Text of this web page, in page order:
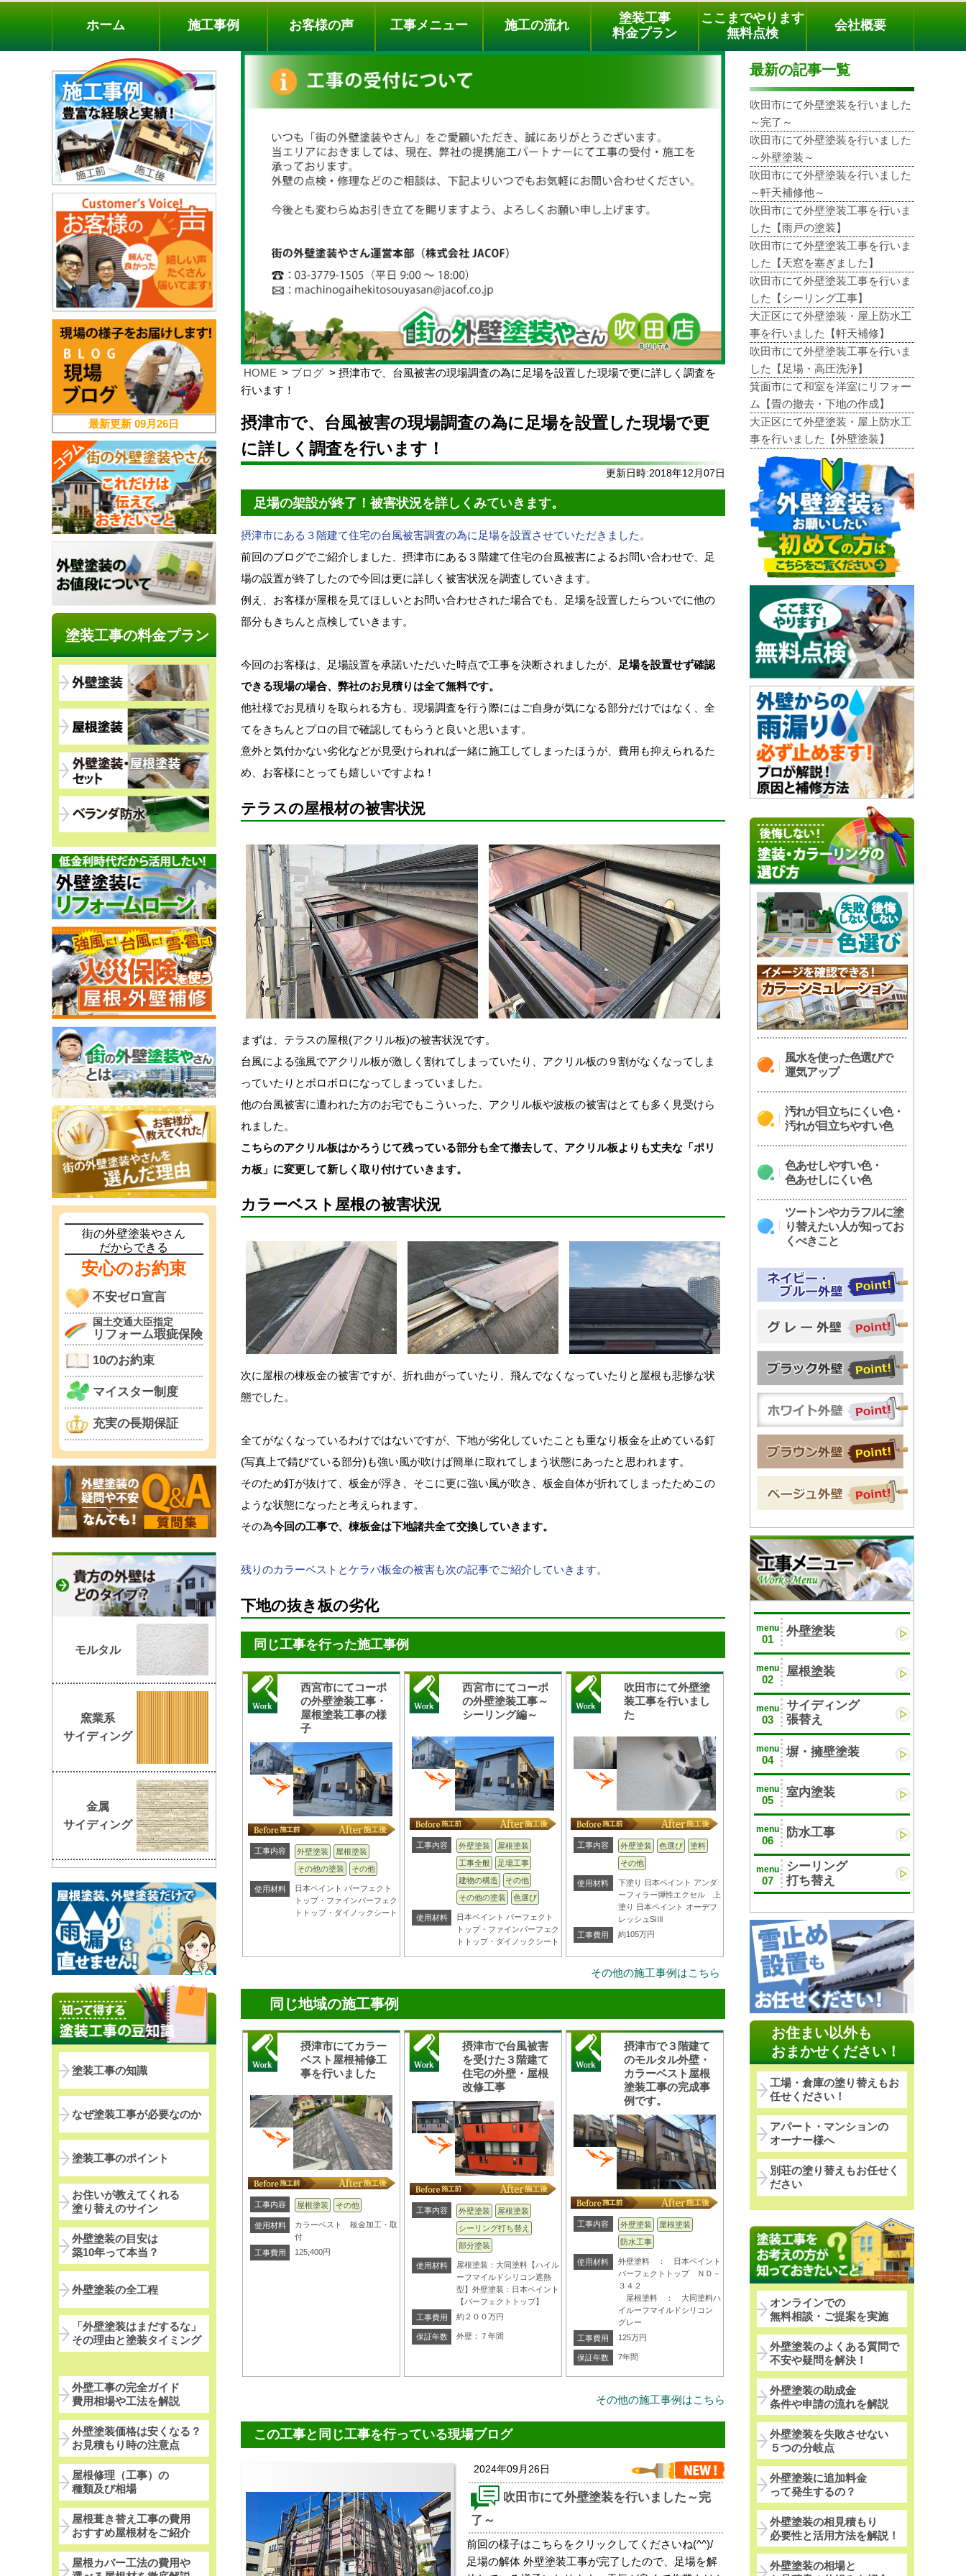
料金プラン 無料点検
電話でのご相談
[9時～18時まで受付中]
phone
ホーム 施工事例 お客様の声 工事メニュー 施工の流れ
塗装工事
料金プラン
ここまでやります
無料点検
会社概要
HOME ブログ
摂津市で、台風被害の現場調査の為に足場を設置した現場で更に詳しく調査を
行います！
摂津市で、台風被害の現場調査の為に足場を設置した現場で更
に詳しく調査を行います！
更新日時:2018年12月07日
足場の架設が終了！被害状況を詳しくみていきます。
摂津市にある３階建て住宅の台風被害調査の為に足場を設置させていただきました。
前回のブログでご紹介しました、摂津市にある３階建て住宅の台風被害によるお問い合わせで、足
場の設置が終了したので今回は更に詳しく被害状況を調査していきます。
例え、お客様が屋根を見てほしいとお問い合わせされた場合でも、足場を設置したらついでに他の
部分もきちんと点検していきます。
今回のお客様は、足場設置を承諾いただいた時点で工事を決断されましたが、 足場を設置せず確認
できる現場の場合、弊社のお見積りは全て無料です。
他社様でお見積りを取られる方も、現場調査を行う際にはご自身が気になる部分だけではなく、全
てをきちんとプロの目で確認してもらうと良いと思います。
意外と気付かない劣化などが見受けられれば一緒に施工してしまったほうが、費用も抑えられるた
め、お客様にとっても嬉しいですよね！
テラスの屋根材の被害状況
まずは、テラスの屋根(アクリル板)の被害状況です。
台風による強風でアクリル板が激しく割れてしまっていたり、アクリル板の９割がなくなってしま
っていたりとボロボロになってしまっていました。
他の台風被害に遭われた方のお宅でもこういった、アクリル板や波板の被害はとても多く見受けら
れました。
こちらのアクリル板はかろうじて残っている部分も全て撤去して、アクリル板よりも丈夫な「ポリ
カ板」に変更して新しく取り付けていきます。
カラーベスト屋根の被害状況
次に屋根の棟板金の被害ですが、折れ曲がっていたり、飛んでなくなっていたりと屋根も悲惨な状
態でした。
全てがなくなっているわけではないですが、下地が劣化していたことも重なり板金を止めている釘
(写真上で錆びている部分)も強い風が吹けば簡単に取れてしまう状態にあったと思われます。
そのため釘が抜けて、板金が浮き、そこに更に強い風が吹き、板金自体が折れてしまったためこの
ような状態になったと考えられます。
その為今回の工事で、棟板金は下地諸共全て交換していきます。
残りのカラーベストとケラバ板金の被害も次の記事でご紹介していきます。
下地の抜き板の劣化
同じ工事を行った施工事例
西宮市にてコーポ
の外壁塗装工事・
屋根塗装工事の様
子
工事内容 外壁塗装
屋根塗装
その他の塗装
その他
使用材料
日本ペイント パーフェクト
トップ・ファインパーフェク
トトップ・ダイノックシート
西宮市にてコーポ
の外壁塗装工事～
シーリング編～
工事内容 外壁塗装
屋根塗装
工事全般
足場工事
建物の構造
その他
その他の塗装
色選び
使用材料
日本ペイント パーフェクト
トップ・ファインパーフェク
トトップ・ダイノックシート
吹田市にて外壁塗
装工事を行いまし
た
工事内容 外壁塗装 色選び
塗料
その他
使用材料
下塗り 日本ペイント アンダ
ーフィラー弾性エクセル 上
塗り 日本ペイント オーデフ
レッシュSiⅢ
工事費用
約105万円
その他の施工事例はこちら
同じ地域の施工事例
摂津市にてカラー
ベスト屋根補修工
事を行いました
工事内容 屋根塗装 その他
使用材料
カラーベスト 板金加工・取
付
工事費用
125,400円
摂津市で台風被害
を受けた３階建て
住宅の外壁・屋根
改修工事
工事内容 外壁塗装
屋根塗装
シーリング打ち替え
部分塗装
使用材料
屋根塗装：大同塗料【ハイル
ーフマイルドシリコン遮熱
型】外壁塗装：日本ペイント
【パーフェクトトップ】
工事費用
約２００万円
保証年数 外壁：７年間
摂津市で３階建て
のモルタル外壁・
カラーベスト屋根
塗装工事の完成事
例です。
工事内容 外壁塗装
屋根塗装
防水工事
使用材料
外壁塗料 ： 日本ペイント
パーフェクトトップ ＮＤ－
３４２
屋根塗料 ： 大同塗料ハ
イルーフマイルドシリコン
グレー
工事費用
125万円
保証年数 7年間
その他の施工事例はこちら
この工事と同じ工事を行っている現場ブログ
2024年09月26日
吹田市にて外壁塗装を行いました～完
了～
前回の様子はこちらをクリックしてくださいね(^^)/
足場の解体 外壁塗装工事が完了したので、足場を解
最新の記事一覧
吹田市にて外壁塗装を行いました
～完了～
吹田市にて外壁塗装を行いました
～外壁塗装～
吹田市にて外壁塗装を行いました
～軒天補修他～
吹田市にて外壁塗装工事を行いま
した【雨戸の塗装】
吹田市にて外壁塗装工事を行いま
した【天窓を塞ぎました】
吹田市にて外壁塗装工事を行いま
した【シーリング工事】
大正区にて外壁塗装・屋上防水工
事を行いました【軒天補修】
吹田市にて外壁塗装工事を行いま
した【足場・高圧洗浄】
箕面市にて和室を洋室にリフォー
ム【畳の撤去・下地の作成】
大正区にて外壁塗装・屋上防水工
事を行いました【外壁塗装】
風水を使った色選びで
運気アップ
汚れが目立ちにくい色・
汚れが目立ちやすい色
色あせしやすい色・
色あせしにくい色
ツートンやカラフルに塗
り替えたい人が知ってお
くべきこと
menu
01
外壁塗装
menu
02
屋根塗装
menu
03
サイディング
張替え
menu
04
塀・擁壁塗装
menu
05
室内塗装
menu
06
防水工事
menu
07
シーリング
打ち替え
お住まい以外も
おまかせください！
工場・倉庫の塗り替えもお
任せください！
アパート・マンションの
オーナー様へ
別荘の塗り替えもお任せく
ださい
オンラインでの
無料相談・ご提案を実施
外壁塗装のよくある質問で
不安や疑問を解決！
外壁塗装の助成金
条件や申請の流れを解説
外壁塗装を失敗させない
５つの分岐点
外壁塗装に追加料金
って発生するの？
外壁塗装の相見積もり
必要性と活用方法を解説！
外壁塗装の相場と
最新更新09月26日
塗装工事の料金プラン
街の外壁塗装やさん
だからできる
安心のお約束
不安ゼロ宣言
国土交通大臣指定
リフォーム瑕疵保険
10のお約束
マイスター制度
充実の長期保証
モルタル
窯業系
サイディング
金属
サイディング
塗装工事の知識
なぜ塗装工事が必要なのか
塗装工事のポイント
お住いが教えてくれる
塗り替えのサイン
外壁塗装の目安は
築10年って本当？
外壁塗装の全工程
「外壁塗装はまだするな」
その理由と塗装タイミング
外壁工事の完全ガイド
費用相場や工法を解説
外壁塗装価格は安くなる？
お見積もり時の注意点
屋根修理（工事）の
種類及び相場
屋根葺き替え工事の費用
おすすめ屋根材をご紹介
屋根カバー工法の費用や